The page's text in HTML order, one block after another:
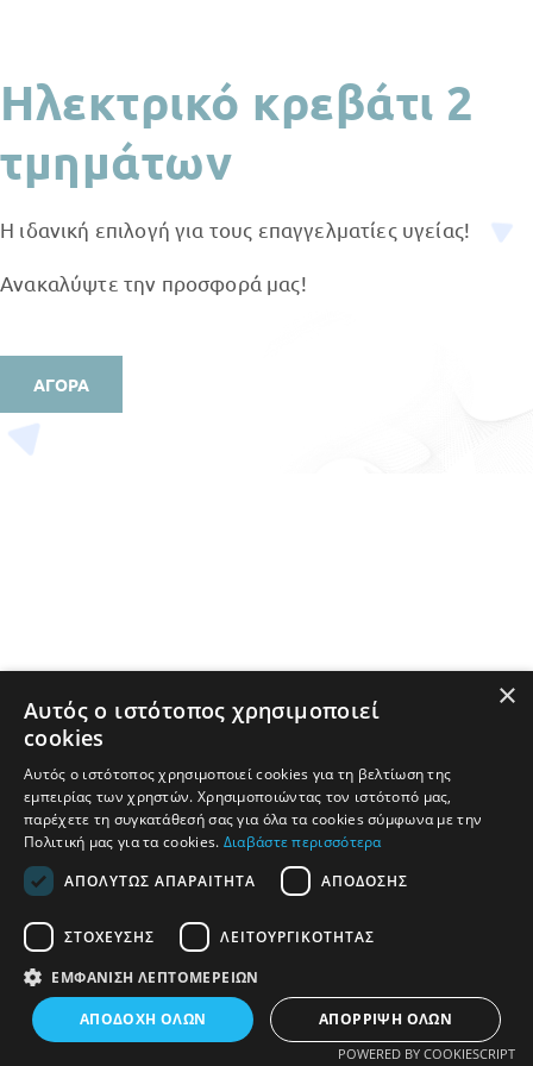
Ηλεκτρικό κρεβάτι 2
τμημάτων
Η ιδανική επιλογή για τους επαγγελματίες υγείας!
Ανακαλύψτε την προσφορά μας!
ΑΓΟΡΑ
×
Αυτός ο ιστότοπος χρησιμοποιεί
cookies
Αυτός ο ιστότοπος χρησιμοποιεί cookies για τη βελτίωση της
εμπειρίας των χρηστών. Χρησιμοποιώντας τον ιστότοπό μας,
παρέχετε τη συγκατάθεσή σας για όλα τα cookies σύμφωνα με την
Πολιτική μας για τα cookies. Διαβάστε περισσότερα
ΑΠΟΛΎΤΩΣ ΑΠΑΡΑΊΤΗΤΑ
ΑΠΌΔΟΣΗΣ
ΣΤΌΧΕΥΣΗΣ ΛΕΙΤΟΥΡΓΙΚΌΤΗΤΑΣ
ΕΜΦΆΝΙΣΗ ΛΕΠΤΟΜΕΡΕΙΏΝ
ΑΠΟΔΟΧΉ ΌΛΩΝ ΑΠΌΡΡΙΨΗ ΌΛΩΝ
POWERED BY COOKIESCRIPT